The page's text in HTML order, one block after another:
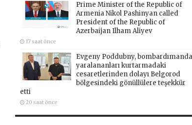
Prime Minister of the Republic of
Armenia Nikol Pashinyan called
President of the Republic of
Azerbaijan Ilham Aliyev
17 saat önce
Evgeny Poddubny, bombardımanda
yaralananları kurtarmadaki
cesaretlerinden dolayı Belgorod
bölgesindeki gönüllülere teşekkür
etti
20 saat önce